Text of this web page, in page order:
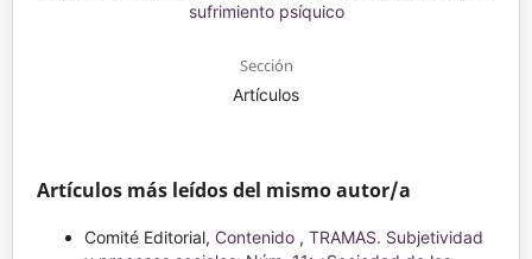
sufrimiento psíquico
Sección
Artículos
Artículos más leídos del mismo autor/a
Comité Editorial, Contenido , TRAMAS. Subjetividad